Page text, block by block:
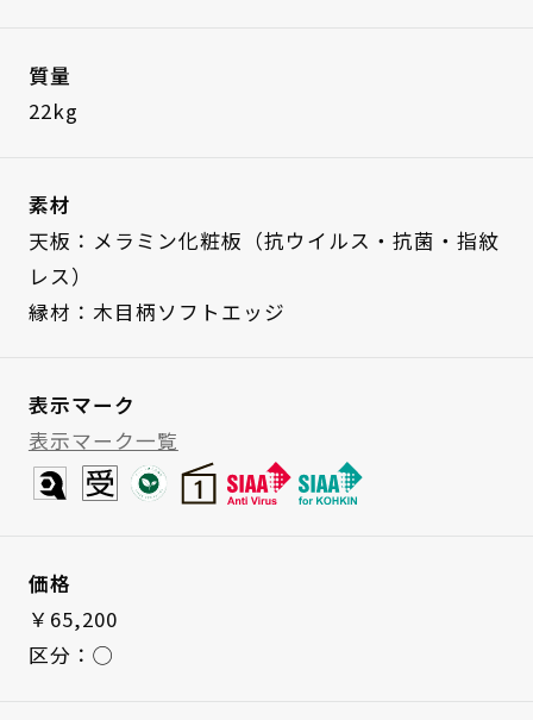
質量
22kg
素材
天板：メラミン化粧板（抗ウイルス・抗菌・指紋
レス）
縁材：木目柄ソフトエッジ
表示マーク
表示マーク一覧
価格
￥65,200
区分：◯